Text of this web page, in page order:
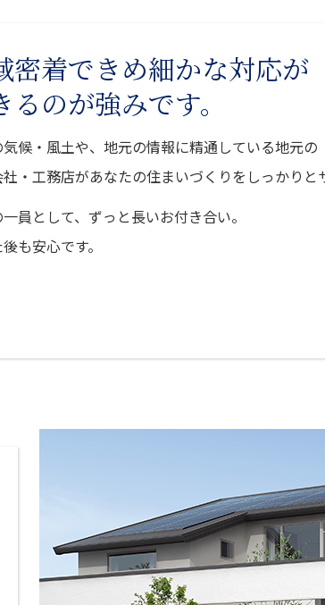
密着できめ細かな対応が
るのが強みです。
候・風土や、地元の情報に精通している地元の
・工務店があなたの住まいづくりをしっかりと
員として、ずっと長いお付き合い。
も安心です。